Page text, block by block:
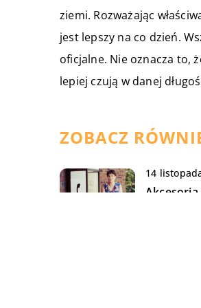
ziemi. Rozważając
jest lepszy na co dzień.
oficjalne. Nie oznacza to,
lepiej czują w danej
ZOBACZ
14